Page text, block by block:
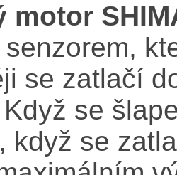
motor
se zatlačí
se
když se